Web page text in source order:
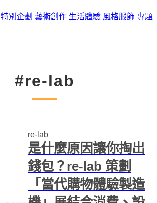
特別企劃 藝術創作 生活體驗 風格服飾 專題
#re-lab
re-lab
是什麼原因讓你掏出
錢包？re-lab 策劃
「當代購物體驗製造